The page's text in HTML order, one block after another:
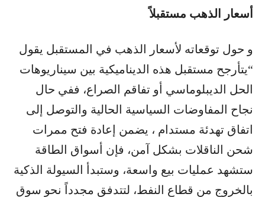
أسعار الذهب مستقبلاً
و حول توقعاته لأسعار الذهب في المستقبل يقول
“يتأرجح مستقبل هذه الديناميكية بين سيناريوهات
الحل الديبلوماسي أو تفاقم الصراع، ففي حال
نجاح المفاوضات السياسية الحالية والتوصل إلى
اتفاق تهدئة مستدام ، يضمن إعادة فتح ممرات
شحن الناقلات بشكل آمن، فإن أسواق الطاقة
ستشهد عمليات بيع واسعة، وستبدأ السيولة الذكية
بالخروج من قطاع النفط، لتتدفق مجدداً نحو سوق